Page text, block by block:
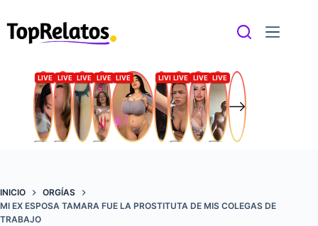
contenido
INICIO
ORGÍAS
MI EX ESPOSA TAMARA FUE LA PROSTITUTA DE MIS COLEGAS DE
TRABAJO